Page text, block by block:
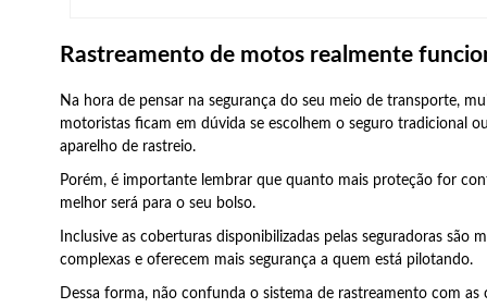
Rastreamento de motos realmente
Na hora de pensar na segurança do seu meio de transporte,
motoristas ficam em dúvida se escolhem o seguro tradicional
aparelho de rastreio.
Porém, é importante lembrar que quanto mais proteção for
melhor será para o seu bolso.
Inclusive as coberturas disponibilizadas pelas seguradoras são
complexas e oferecem mais segurança a quem está pilotando.
Dessa forma, não confunda o sistema de rastreamento com as